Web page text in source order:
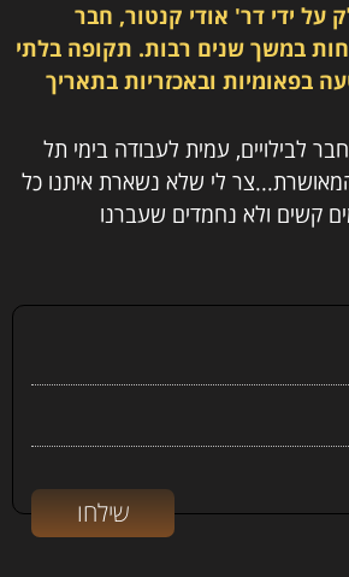
על ידי דר' אודי קנטור, חבר
במשך שנים רבות. תקופה בלתי
בפאומיות ובאכזריותבתאריך
לבילויים, עמית לעבודה בימי תל
לי שלא נשארת איתנו כל
קשים ולא נחמדים שעברנו